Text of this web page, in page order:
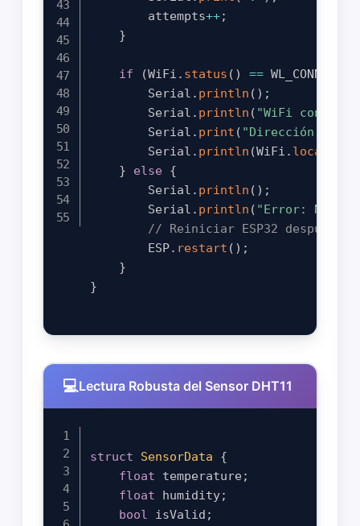
        attempts
++;
}
if (WiFi . status ( ) == WL_CONNECTED
        Serial
. println ( ) ;
        Serial
. println ( "WiFi
        Serial
. print ( "Dirección IP: "
        Serial
. println (WiFi . localIP
}
else {
        Serial
. println ( ) ;
        Serial
. println ( "Error: No se
// Reiniciar ESP32 después
        ESP
. restart ( ) ;
}
}
Lectura Robusta del Sensor DHT11
struct SensorData
{
float temperature;
float humidity;
bool isValid ;